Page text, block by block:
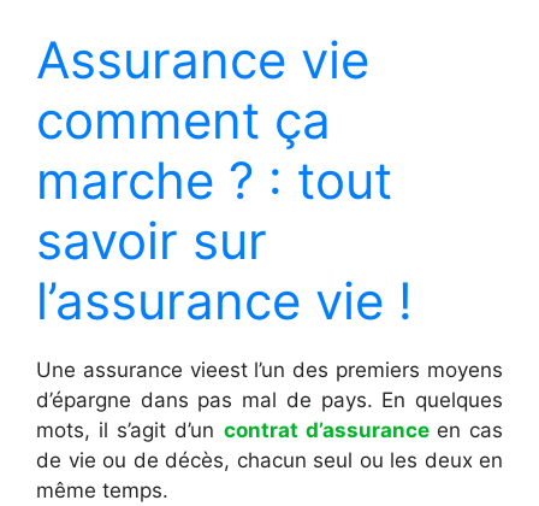
Assurance vie
comment ça
marche ? : tout
savoir sur
l’assurance vie !
Une assurance vieest l’un des premiers moyens
d’épargne dans pas mal de pays. En quelques
mots, il s’agit d’un contrat d’assurance en cas
de vie ou de décès, chacun seul ou les deux en
même temps.